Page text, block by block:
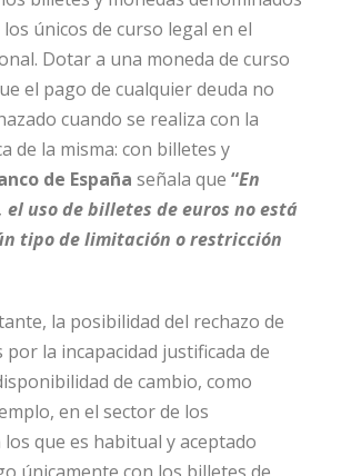
únicos de curso legal en el
Dotar a una moneda de curso
el pago de cualquier deuda no
cuando se realiza con la
de la misma: con billetes y
de España señala que “En
el uso de billetes de euros no está
tipo de limitación o restricción
la posibilidad del rechazo de
la incapacidad justificada de
de cambio, como
en el sector de los
que es habitual y aceptado